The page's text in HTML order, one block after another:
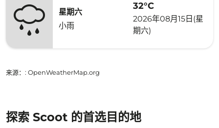
星期六
小雨
32°C
2026年08月15日(星
期六)
来源： : OpenWeatherMap.org
探索 Scoot 的首选目的地